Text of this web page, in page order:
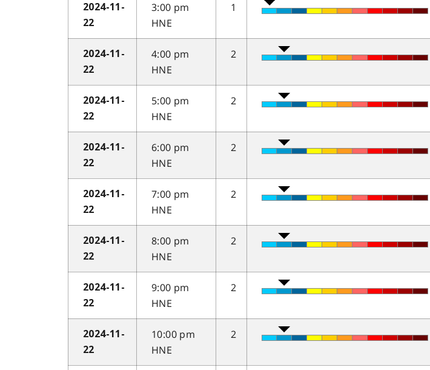
2024-11-
22
3:00 pm
HNE
1
2024-11-
22
4:00 pm
HNE
2
2024-11-
22
5:00 pm
HNE
2
2024-11-
22
6:00 pm
HNE
2
2024-11-
22
7:00 pm
HNE
2
2024-11-
22
8:00 pm
HNE
2
2024-11-
22
9:00 pm
HNE
2
2024-11-
22
10:00 pm
HNE
2